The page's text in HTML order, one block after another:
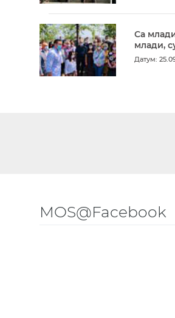
Са
млади,
Датум:
MOS@Facebook